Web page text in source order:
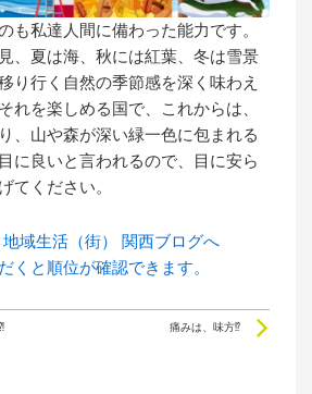
も私達人間に備わった能力です。
、夏は海、秋には紅葉、冬は雪景
り行く自然の季節感を深く味わえ
れを楽しめる国で、これからは、
、山や森が深い緑一色に包まれる
に良いと言われるので、目に安ら
てください。
くと順位が確認できます。
痛みは、味方⁉